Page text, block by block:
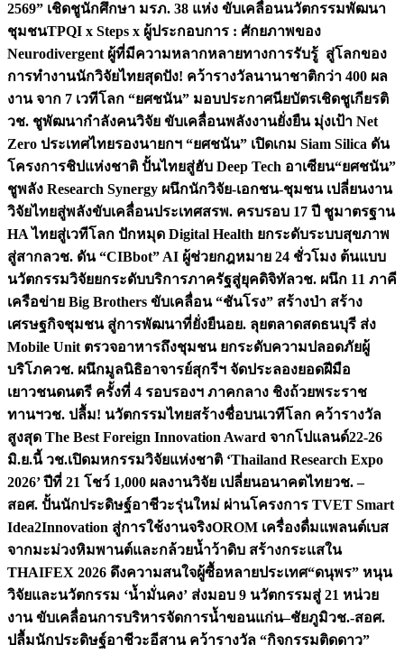
2569” เชิดชูนักศึกษา มรภ. 38 แห่ง ขับเคลื่อนนวัตกรรมพัฒนา
ชุมชนTPQI x Steps x ผู้ประกอบการ : ศักยภาพของ
Neurodivergent ผู้ที่มีความหลากหลายทางการรับรู้ สู่โลกของ
การทำงานนักวิจัยไทยสุดปัง! คว้ารางวัลนานาชาติกว่า 400 ผล
งาน จาก 7 เวทีโลก “ยศชนัน” มอบประกาศนียบัตรเชิดชูเกียรติ
วช. ชูพัฒนากำลังคนวิจัย ขับเคลื่อนพลังงานยั่งยืน มุ่งเป้า Net
Zero ประเทศไทยรองนายกฯ “ยศชนัน” เปิดเกม Siam Silica ดัน
โครงการชิปแห่งชาติ ปั้นไทยสู่ฮับ Deep Tech อาเซียน“ยศชนัน”
ชูพลัง Research Synergy ผนึกนักวิจัย-เอกชน-ชุมชน เปลี่ยนงาน
วิจัยไทยสู่พลังขับเคลื่อนประเทศสรพ. ครบรอบ 17 ปี ชูมาตรฐาน
HA ไทยสู่เวทีโลก ปักหมุด Digital Health ยกระดับระบบสุขภาพ
สู่สากลวช. ดัน “CIBbot” AI ผู้ช่วยกฎหมาย 24 ชั่วโมง ต้นแบบ
นวัตกรรมวิจัยยกระดับบริการภาครัฐสู่ยุคดิจิทัลวช. ผนึก 11 ภาคี
เครือข่าย Big Brothers ขับเคลื่อน “ชันโรง” สร้างป่า สร้าง
เศรษฐกิจชุมชน สู่การพัฒนาที่ยั่งยืนอย. ลุยตลาดสดธนบุรี ส่ง
Mobile Unit ตรวจอาหารถึงชุมชน ยกระดับความปลอดภัยผู้
บริโภควช. ผนึกมูลนิธิอาจารย์สุกรีฯ จัดประลองยอดฝีมือ
เยาวชนดนตรี ครั้งที่ 4 รอบรองฯ ภาคกลาง ชิงถ้วยพระราช
ทานฯวช. ปลื้ม! นวัตกรรมไทยสร้างชื่อบนเวทีโลก คว้ารางวัล
สูงสุด The Best Foreign Innovation Award จากโปแลนด์22-26
มิ.ย.นี้ วช.เปิดมหกรรมวิจัยแห่งชาติ ‘Thailand Research Expo
2026’ ปีที่ 21 โชว์ 1,000 ผลงานวิจัย เปลี่ยนอนาคตไทยวช. –
สอศ. ปั้นนักประดิษฐ์อาชีวะรุ่นใหม่ ผ่านโครงการ TVET Smart
Idea2Innovation สู่การใช้งานจริงOROM เครื่องดื่มแพลนต์เบส
จากมะม่วงหิมพานต์และกล้วยน้ำว้าดิบ สร้างกระแสใน
THAIFEX 2026 ดึงความสนใจผู้ซื้อหลายประเทศ“ดนุพร” หนุน
วิจัยและนวัตกรรม ‘น้ำมั่นคง’ ส่งมอบ 9 นวัตกรรมสู่ 21 หน่วย
งาน ขับเคลื่อนการบริหารจัดการน้ำขอนแก่น–ชัยภูมิวช.-สอศ.
ปลื้มนักประดิษฐ์อาชีวะอีสาน คว้ารางวัล “กิจกรรมติดดาว”